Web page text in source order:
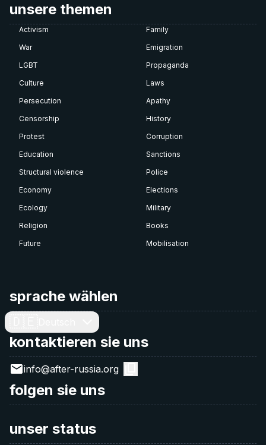
unsere themen
Activism
Family
War
Emigration
LGBT
Propaganda
Culture
Laws
Persecution
Apathy
Censorship
History
Protest
Corruption
Education
Sanctions
Structural violence
Police
Economy
Elections
Ecology
Military
Religion
Books
Future
Mobilisation
sprache wählen
kontaktieren sie uns
info@after-russia.org
folgen sie uns
unser status